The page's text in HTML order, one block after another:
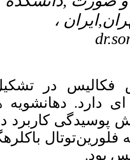
تشکیل پلاک و
ها یکی از
دارند..هدف
باکلرهگزیدین بر
|